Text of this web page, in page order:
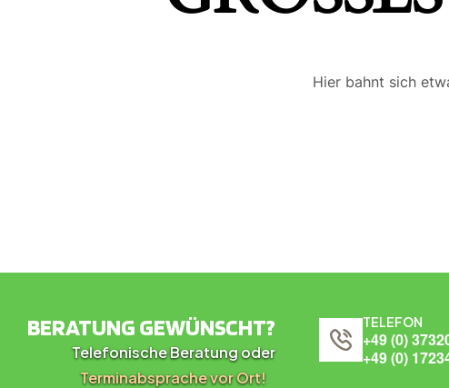
Hier bahnt sich
BERATUNG GEWÜNSCHT?
Telefonische Beratung oder
Terminabsprache vor Ort!
TELEFON
+49 (0)
+49 (0)